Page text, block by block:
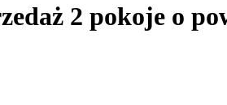
2 pokoje o